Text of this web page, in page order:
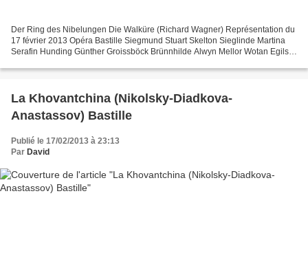
Der Ring des Nibelungen Die Walküre (Richard Wagner) Représentation du
17 février 2013 Opéra Bastille Siegmund Stuart Skelton Sieglinde Martina
Serafin Hunding Günther Groissböck Brünnhilde Alwyn Mellor Wotan Egils
La Khovantchina (Nikolsky-Diadkova-
Anastassov) Bastille
Publié le 17/02/2013 à 23:13
Par David